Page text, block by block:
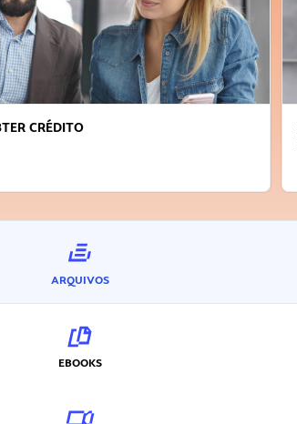
CRÉDITO
ARQUIVOS
EBOOKS